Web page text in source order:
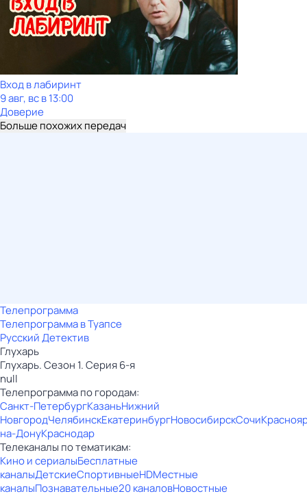
Вход в лабиринт
9 авг, вс в 13:00
Доверие
Больше похожих передач
Телепрограмма
Телепрограмма в Туапсе
Русский Детектив
Глухарь
Глухарь. Сезон 1. Серия 6-я
null
Телепрограмма по городам:
Санкт-ПетербургКазаньНижний
НовгородЧелябинскЕкатеринбургНовосибирскСочи
на-ДонуКраснодар
Телеканалы по тематикам:
Кино и сериалыБесплатные
каналыДетскиеСпортивныеHDМестные
каналыПознавательные20 каналовНовостные